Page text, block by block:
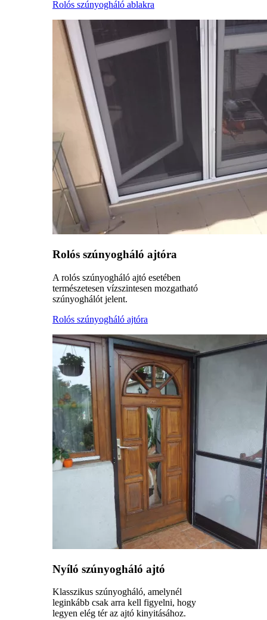
Rolós szúnyogháló ablakra
Rolós szúnyogháló ajtóra
A rolós szúnyogháló ajtó esetében
természetesen vízszintesen mozgatható
szúnyoghálót jelent.
Rolós szúnyogháló ajtóra
Nyíló szúnyogháló ajtó
Klasszikus szúnyogháló, amelynél
leginkább csak arra kell figyelni, hogy
legyen elég tér az ajtó kinyitásához.